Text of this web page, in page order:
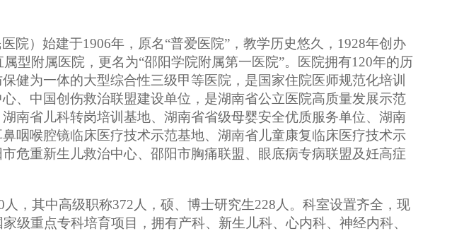
院）始建于1906年，原名“普爱医院”， 教学历史悠久， 1928年创办
型附属医院， 更名为“邵阳学院附属第一医院”。 医院拥有1 20年的历
健为一体的大型综合性三级甲等医院， 是国家住院医师规范化培训
、 中国创伤救治联盟建设单位，是湖南省公立医院高质量发展示范
南省儿科转岗培训基地、湖南省省级母婴安全优质服务单位、湖南
咽喉腔镜临床医疗技术示范基地、湖南省儿童康复临床医疗技术示
危重新生儿救治中心、邵阳市胸痛联盟、眼底病专病联盟及妊高症
人，其中高级职称372人，硕、博士研究生228人。科室设置齐全，现
级重点专科培育项目，拥有产科、新生儿科、心内科、神经内科、